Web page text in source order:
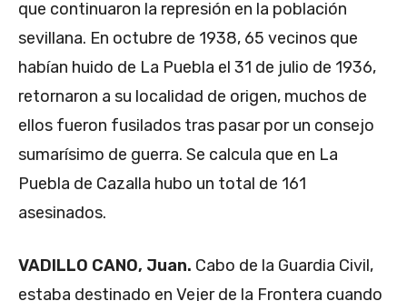
que continuaron la represión en la población
sevillana. En octubre de 1938, 65 vecinos que
habían huido de La Puebla el 31 de julio de 1936,
retornaron a su localidad de origen, muchos de
ellos fueron fusilados tras pasar por un consejo
sumarísimo de guerra. Se calcula que en La
Puebla de Cazalla hubo un total de 161
asesinados.
VADILLO CANO, Juan. Cabo de la Guardia Civil,
estaba destinado en Vejer de la Frontera cuando